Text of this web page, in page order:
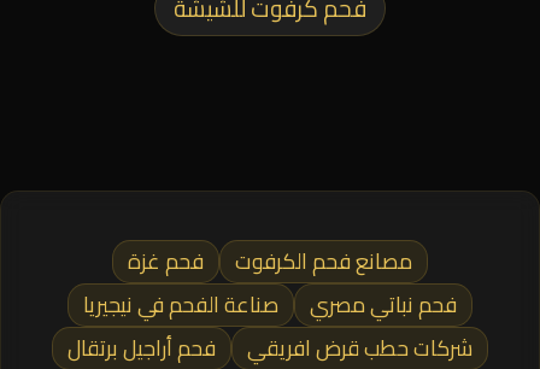
مصانع فحم الكرفوت
فحم غزة
فحم نباتي مصري
صناعة الفحم في نيجيريا
شركات حطب قرض افريقي
فحم أراجيل برتقال